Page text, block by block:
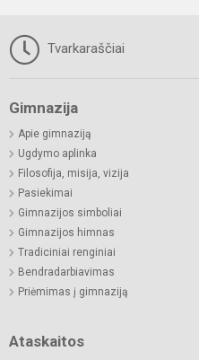
Tvarkaraščiai
Gimnazija
Apie gimnaziją
Ugdymo aplinka
Filosofija, misija, vizija
Pasiekimai
Gimnazijos simboliai
Gimnazijos himnas
Tradiciniai renginiai
Bendradarbiavimas
Priėmimas į gimnaziją
Ataskaitos